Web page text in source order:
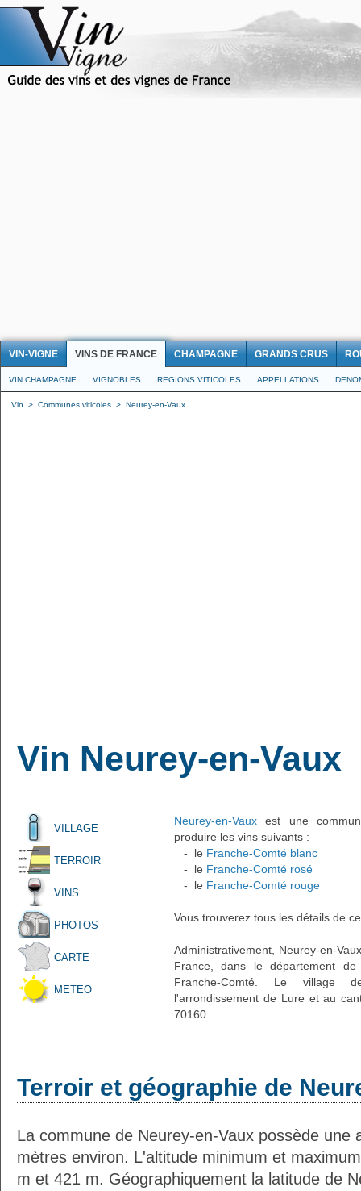
VIN-VIGNE VINS DE FRANCE CHAMPAGNE GRANDS CRUS
VIN CHAMPAGNE VIGNOBLES REGIONS VITICOLES APPELLATIONS
Vin > Communes viticoles > Neurey-en-Vaux
Vin Neurey-en-Vaux
VILLAGE
TERROIR
VINS
PHOTOS
CARTE
METEO
Neurey-en-Vaux est une
produire les vins suivants :
- le Franche-Comté blanc
- le Franche-Comté rosé
- le Franche-Comté rouge
Vous trouverez tous les détails de
Administrativement, Neurey-en-
France, dans le département
Franche-Comté. Le village
l'arrondissement de Lure et au
70160.
Terroir et géographie de
La commune de Neurey-en-Vaux possède une
mètres environ. L'altitude minimum et
m et 421 m. Géographiquement la latitude de